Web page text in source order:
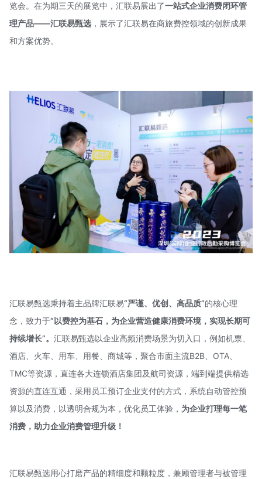
览会。在为期三天的展览中，汇联易展出了一站式企业消费闭环管
理产品——汇联易甄选，展示了汇联易在商旅费控领域的创新成果
和方案优势。
汇联易甄选秉持着主品牌汇联易“严谨、优创、高品质”的核心理
念，致力于“以费控为基石，为企业营造健康消费环境，实现长期可
持续增长”。 汇联易甄选以企业高频消费场景为切入口，例如机票、
酒店、火车、用车、用餐、商城等，聚合市面主流B2B、OTA、
TMC等资源，直连各大连锁酒店集团及航司资源，端到端提供精选
资源的直连互通，采用员工预订企业支付的方式，系统自动管控预
算以及消费，以透明合规为本，优化员工体验， 为企业打理每一笔
消费 ，助力企业消费管理升级！
汇联易甄选用心打磨产品的精细度和颗粒度，兼顾管理者与被管理